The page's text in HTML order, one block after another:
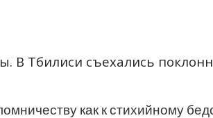
В Тбилиси съехались
как к стихийному